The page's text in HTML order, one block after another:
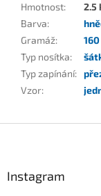
Hmotnost:
2.5
Barva:
Gramáž:
Typ nosítka:
Typ zapínání:
Vzor:
Instagram